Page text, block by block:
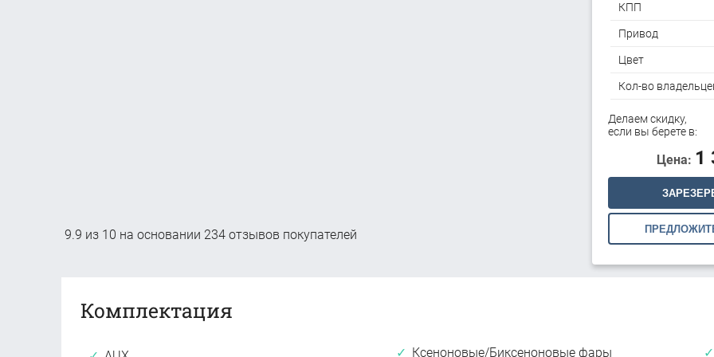
9.9 из 10 на основании 234отзывов покупателей
КПП
Привод
Цвет
Кол-во
Делаем скидку,
если вы берете в:
Цена: 1
Комплектация
Ксеноновые/Биксеноновые фары